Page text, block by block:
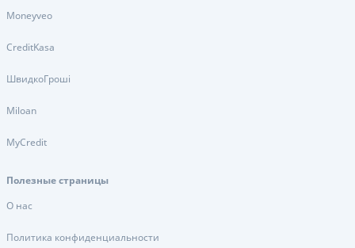
Moneyveo
CreditKasa
ШвидкоГроші
Miloan
MyCredit
Полезные страницы
О нас
Политика конфиденциальности